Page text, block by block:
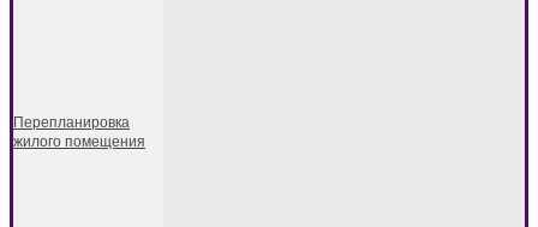
Перепланировка
жилого помещения